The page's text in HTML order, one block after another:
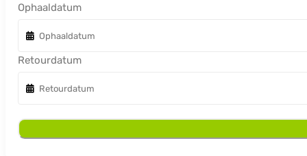
Ophaaldatum
Retourdatum